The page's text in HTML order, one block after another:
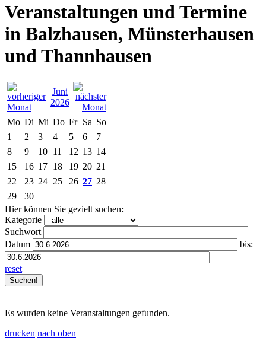
Veranstaltungen und Termine
in Balzhausen, Münsterhausen
und Thannhausen
Juni
2026
Mo Di Mi Do Fr Sa So
1
2 3 4 5 6
7
8
9 10 11 12 13 14
15
16 17 18 19 20 21
22
23 24 25 26 27 28
29
30
Hier können Sie gezielt suchen:
Kategorie
Suchwort
Datum
bis:
reset
Es wurden keine Veranstaltungen gefunden.
drucken nach oben